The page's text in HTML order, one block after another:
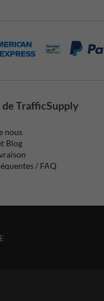
de TrafficSupply
nous
Blog
/ FAQ